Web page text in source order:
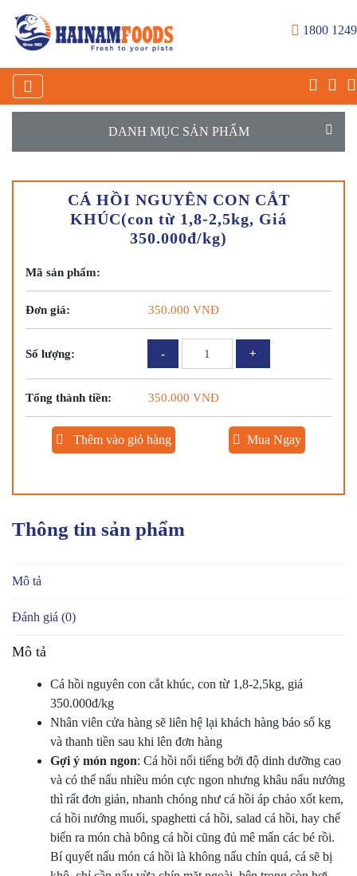
1800 1249
DANH MỤC SẢN PHẨM
CÁ HỒI NGUYÊN CON CẮT
KHÚC(con từ 1,8-2,5kg, Giá
350.000đ/kg)
Mã sản phẩm:
Đơn giá: 350.000 VNĐ
Số lượng:
NGUYÊN
CON
CẮT
KHÚC(con
từ
350.000đ/kg)
số
Tổng thành tiền: 350.000 VNĐ
Thêm vào giỏ hàng Mua Ngay
Thông tin sản phẩm
Mô tả
Đánh giá (0)
Mô tả
Cá hồi nguyên con cắt khúc, con từ 1,8-2,5kg, giá
350.000đ/kg
Nhân viên cửa hàng sẽ liên hệ lại khách hàng báo số kg
và thanh tiền sau khi lên đơn hàng
Gợi ý món ngon: Cá hồi nổi tiếng bởi độ dinh dưỡng cao
và có thể nấu nhiều món cực ngon nhưng khâu nấu nướng
thì rất đơn giản, nhanh chóng như cá hồi áp chảo xốt kem,
cá hồi nướng muối, spaghetti cá hồi, salad cá hồi, hay chế
biến ra món chà bông cá hồi cũng đủ mê mẩn các bé rồi.
Bí quyết nấu món cá hồi là không nấu chín quá, cá sẽ bị